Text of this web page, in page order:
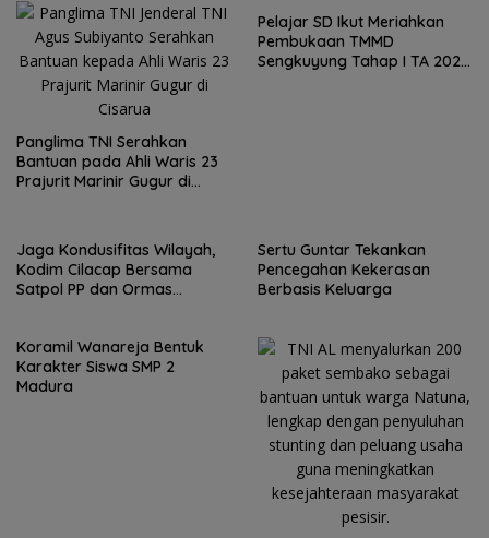
Panglima TNI Serahkan
Bantuan pada Ahli Waris 23
Prajurit Marinir Gugur di
Pelajar SD Ikut Meriahkan
Pembukaan TMMD
Sengkuyung Tahap I TA 2026
Jaga Kondusifitas Wilayah,
Kodim Cilacap Bersama
Satpol PP dan Ormas
Sertu Guntar Tekankan
Pencegahan Kekerasan
Berbasis Keluarga
Koramil Wanareja Bentuk
Karakter Siswa SMP 2
Madura